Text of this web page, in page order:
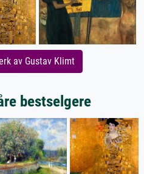
av Gustav Klimt
bestselgere